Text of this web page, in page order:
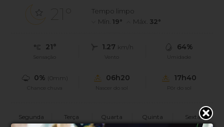
21°
Tempo limpo
Mín.19° Máx. 32°
21°
Sensação
1.27 km/h
Vento
64%
Umidade
0% (0mm)
Chance chuva
06h20
Nascer do sol
17h40
Pôr do sol
Segunda Terça Quarta Quinta Sexta